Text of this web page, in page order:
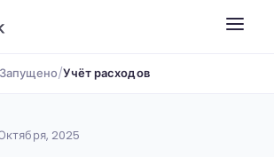
Запущено/Учёт расходов
2025